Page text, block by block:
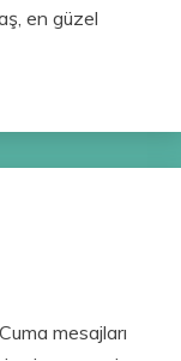
en güzel
mesajları